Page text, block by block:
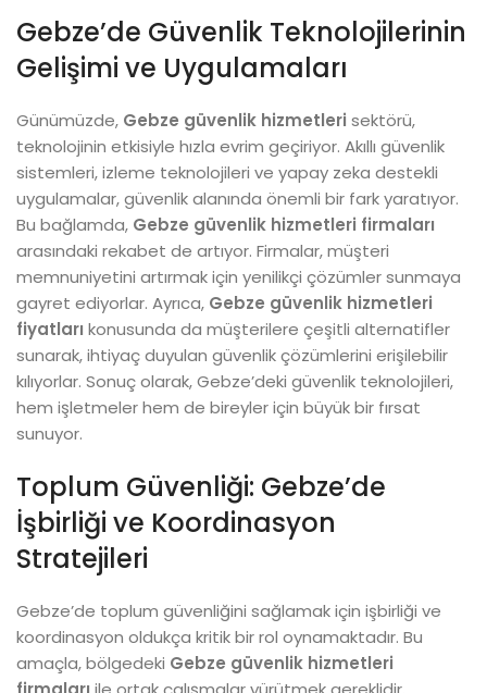
Gebze’de Güvenlik Teknolojilerinin
Gelişimi ve Uygulamaları
Günümüzde, Gebze güvenlik hizmetleri sektörü,
teknolojinin etkisiyle hızla evrim geçiriyor. Akıllı güvenlik
sistemleri, izleme teknolojileri ve yapay zeka destekli
uygulamalar, güvenlik alanında önemli bir fark yaratıyor.
Bu bağlamda, Gebze güvenlik hizmetleri firmaları
arasındaki rekabet de artıyor. Firmalar, müşteri
memnuniyetini artırmak için yenilikçi çözümler sunmaya
gayret ediyorlar. Ayrıca, Gebze güvenlik hizmetleri
fiyatları konusunda da müşterilere çeşitli alternatifler
sunarak, ihtiyaç duyulan güvenlik çözümlerini erişilebilir
kılıyorlar. Sonuç olarak, Gebze’deki güvenlik teknolojileri,
hem işletmeler hem de bireyler için büyük bir fırsat
sunuyor.
Toplum Güvenliği: Gebze’de
İşbirliği ve Koordinasyon
Stratejileri
Gebze’de toplum güvenliğini sağlamak için işbirliği ve
koordinasyon oldukça kritik bir rol oynamaktadır. Bu
amaçla, bölgedeki Gebze güvenlik hizmetleri